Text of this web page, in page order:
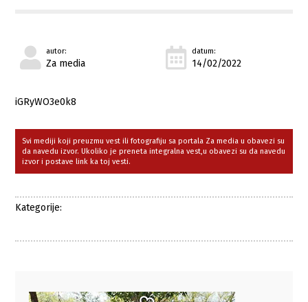
autor:
Za media
datum:
14/02/2022
iGRyWO3e0k8
Svi mediji koji preuzmu vest ili fotografiju sa portala Za media u obavezi su
da navedu izvor. Ukoliko je preneta integralna vest,u obavezi su da navedu
izvor i postave link ka toj vesti.
Kategorije: